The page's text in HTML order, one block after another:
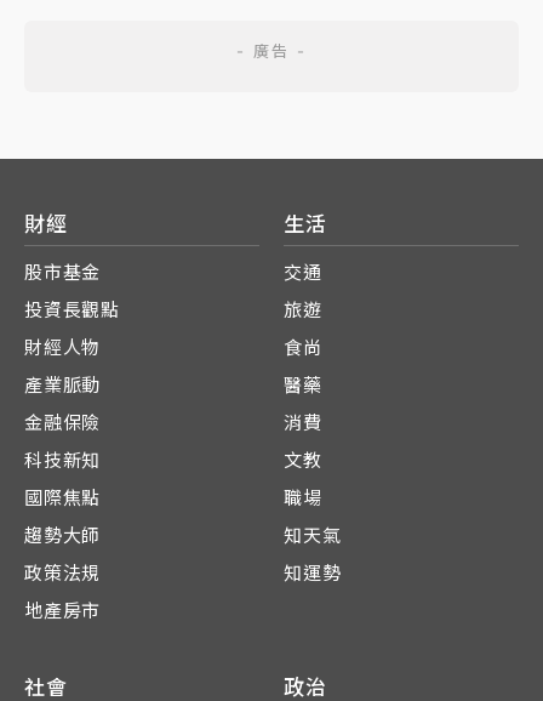
財經
股市基金
投資長觀點
財經人物
產業脈動
金融保險
科技新知
國際焦點
趨勢大師
政策法規
地產房市
生活
交通
旅遊
食尚
醫藥
消費
文教
職場
知天氣
知運勢
社會 政治